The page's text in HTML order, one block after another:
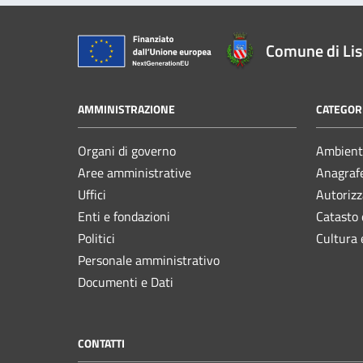
Comune di
AMMINISTRAZIONE
Organi di governo
Aree amministrative
Uffici
Enti e fondazioni
Politici
Personale amministrativo
Documenti e Dati
Cultura
CONTATTI